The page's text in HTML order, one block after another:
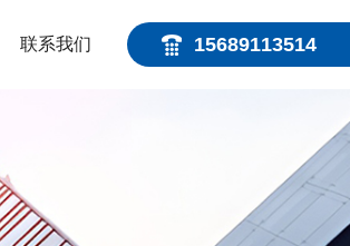
15689113514
联系我们